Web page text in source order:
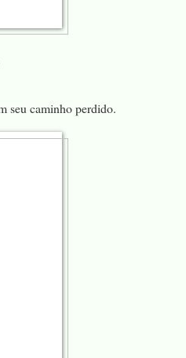
seu caminho perdido.